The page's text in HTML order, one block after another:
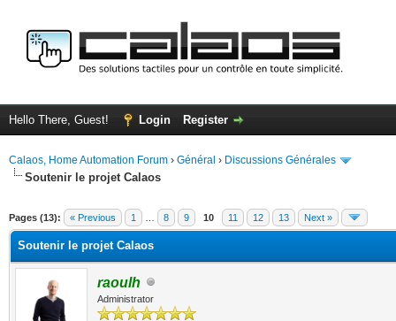
Hello There, Guest! Login Register
Calaos, Home Automation Forum › Général › Discussions Générales
Soutenir le projet Calaos
Pages (13): « Previous 1 8 9 10 11 12 13 Next »
Soutenir le projet Calaos
raoulh
Administrator